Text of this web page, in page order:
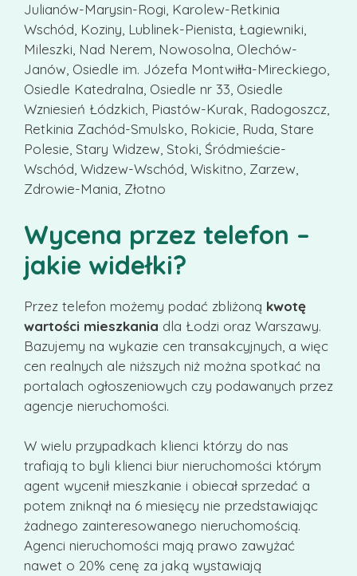
Julianów-Marysin-Rogi, Karolew-Retkinia
Wschód, Koziny, Lublinek-Pienista, Łagiewniki,
Mileszki, Nad Nerem, Nowosolna, Olechów-
Janów, Osiedle im. Józefa Montwiłła-Mireckiego,
Osiedle Katedralna, Osiedle nr 33, Osiedle
Wzniesień Łódzkich, Piastów-Kurak, Radogoszcz,
Retkinia Zachód-Smulsko, Rokicie, Ruda, Stare
Polesie, Stary Widzew, Stoki, Śródmieście-
Wschód, Widzew-Wschód, Wiskitno, Zarzew,
Zdrowie-Mania, Złotno
Wycena przez telefon –
jakie widełki?
Przez telefon możemy podać zbliżoną kwotę
wartości mieszkania dla Łodzi oraz Warszawy.
Bazujemy na wykazie cen transakcyjnych, a więc
cen realnych ale niższych niż można spotkać na
portalach ogłoszeniowych czy podawanych przez
agencje nieruchomości.
W wielu przypadkach klienci którzy do nas
trafiają to byli klienci biur nieruchomości którym
agent wycenił mieszkanie i obiecał sprzedać a
potem zniknął na 6 miesięcy nie przedstawiając
żadnego zainteresowanego nieruchomością.
Agenci nieruchomości mają prawo zawyżać
nawet o 20% cenę za jaką wystawiają